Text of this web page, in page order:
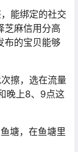
能绑定的社交
芝麻信用分高
布的宝贝能够
擦，选在流量
晚上8、9点这
塘，在鱼塘里